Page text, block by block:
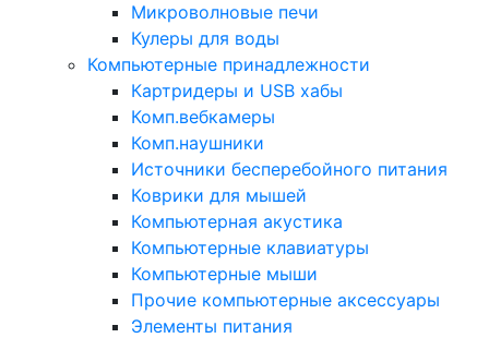
Микроволновые печи
Кулеры для воды
Компьютерные принадлежности
Картридеры и USB хабы
Комп.вебкамеры
Комп.наушники
Источники бесперебойного питания
Коврики для мышей
Компьютерная акустика
Компьютерные клавиатуры
Компьютерные мыши
Прочие компьютерные аксессуары
Элементы питания